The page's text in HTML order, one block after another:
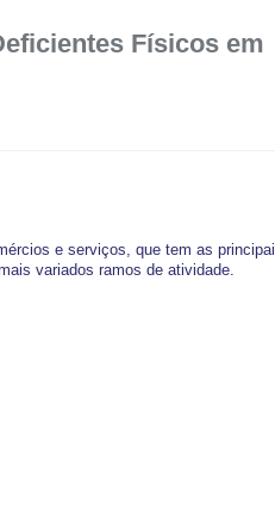
Físicos em
e serviços, que tem as
variados ramos de atividade.